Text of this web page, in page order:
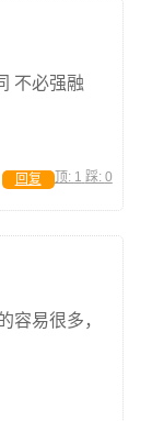
不必强融
顶: 1 踩: 0
回复
容易很多，